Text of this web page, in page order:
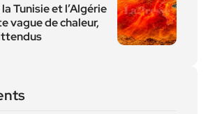
Tunisie et l’Algérie
vague de chaleur,